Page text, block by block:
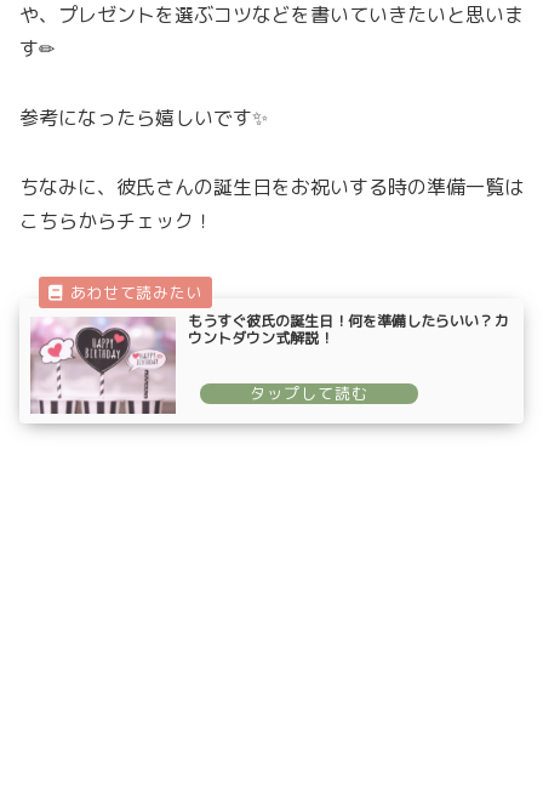
や、プレゼントを選ぶコツなどを書いていきたいと思いま
す✏
参考になったら嬉しいです✨
ちなみに、彼氏さんの誕生日をお祝いする時の準備一覧は
こちらからチェック！
もうすぐ彼氏の誕生日！何を準備したらいい？カ
ウントダウン式解説！